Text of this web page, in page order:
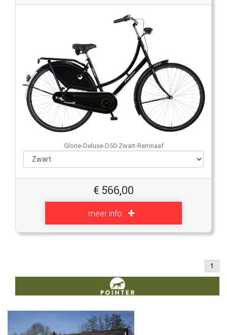
Glorie-Deluxe-D50-Zwart-Remnaaf
€ 566,00
meer info
1